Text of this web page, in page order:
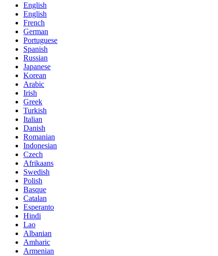
English
English
French
German
Portuguese
Spanish
Russian
Japanese
Korean
Arabic
Irish
Greek
Turkish
Italian
Danish
Romanian
Indonesian
Czech
Afrikaans
Swedish
Polish
Basque
Catalan
Esperanto
Hindi
Lao
Albanian
Amharic
Armenian